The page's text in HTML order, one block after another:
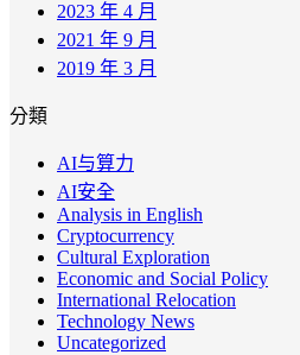
2023 年 4 月
2021 年 9 月
2019 年 3 月
分類
AI与算力
AI安全
Analysis in English
Cryptocurrency
Cultural Exploration
Economic and Social Policy
International Relocation
Technology News
Uncategorized